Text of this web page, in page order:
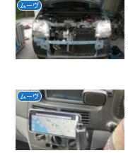
ムーヴ
ムーヴ